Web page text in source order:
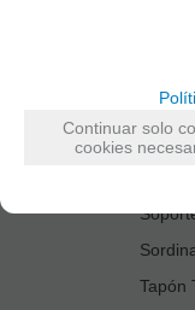
Tapón
Continuar solo
cookies